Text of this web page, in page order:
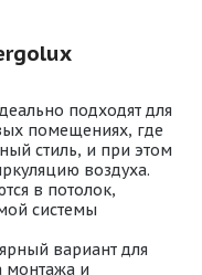
подходят для
помещениях, где
стиль, и при этом
воздуха.
в потолок,
системы
вариант для
монтажа и